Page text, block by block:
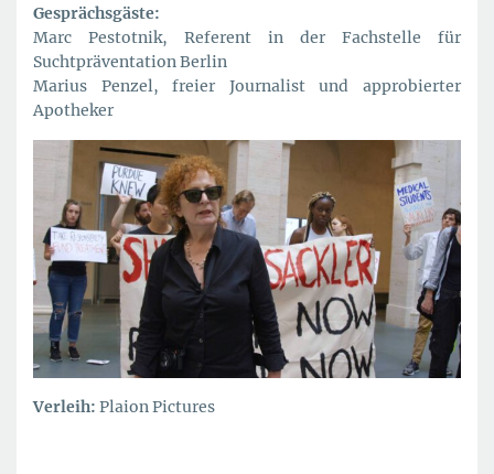
Gesprächsgäste:
Marc Pestotnik, Referent in der Fachstelle für
Suchtpräventation Berlin
Marius Penzel, freier Journalist und approbierter
Apotheker
Verleih: Plaion Pictures